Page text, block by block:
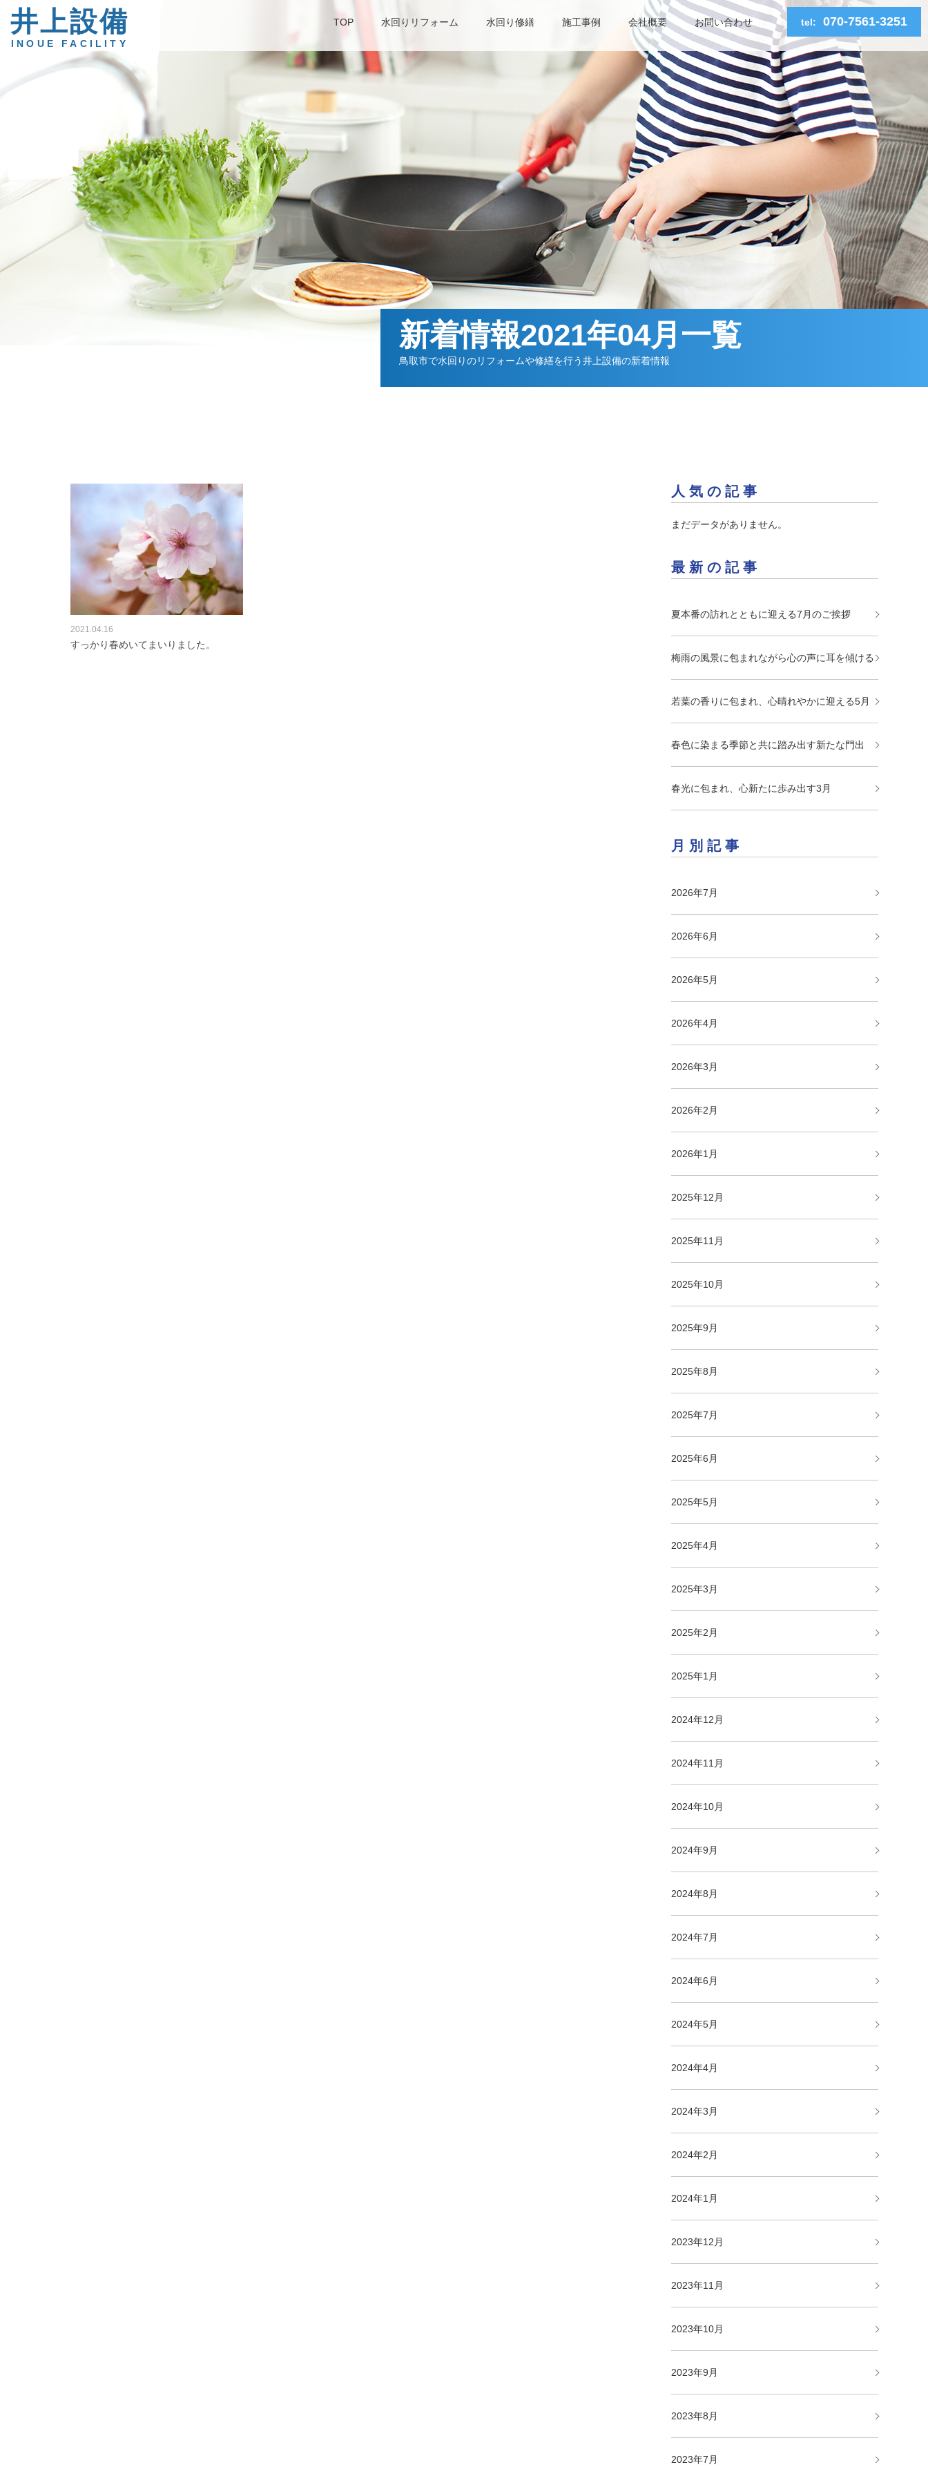
井上設備
INOUE FACILITY
TOP 水回りリフォーム 水回り修繕 施工事例 会社概要 お問い合わせ tel: 070-7561-3251
新着情報2021年04月一覧
鳥取市で水回りのリフォームや修繕を行う井上設備の新着情報
2021.04.16
すっかり春めいてまいりました。
人気の記事
まだデータがありません。
最新の記事
夏本番の訪れとともに迎える7月のご挨拶
梅雨の風景に包まれながら心の声に耳を傾ける
若葉の香りに包まれ、心晴れやかに迎える5月
春色に染まる季節と共に踏み出す新たな門出
春光に包まれ、心新たに歩み出す3月
月別記事
2026年7月
2026年6月
2026年5月
2026年4月
2026年3月
2026年2月
2026年1月
2025年12月
2025年11月
2025年10月
2025年9月
2025年8月
2025年7月
2025年6月
2025年5月
2025年4月
2025年3月
2025年2月
2025年1月
2024年12月
2024年11月
2024年10月
2024年9月
2024年8月
2024年7月
2024年6月
2024年5月
2024年4月
2024年3月
2024年2月
2024年1月
2023年12月
2023年11月
2023年10月
2023年9月
2023年8月
2023年7月